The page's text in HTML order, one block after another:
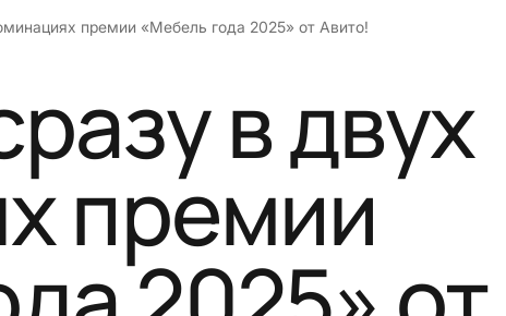
премии «Мебель года 2025» от Авито!
в двух
премии